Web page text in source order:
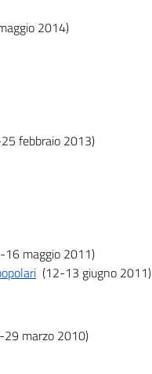
2014)
febbraio 2013)
16 maggio 2011)
(12-13 giugno 2011)
29 marzo 2010)